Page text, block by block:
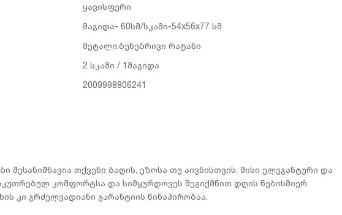
ყავისფერი
მაგიდა- 60სმ/სკამი-54x56x77 სმ
მეტალი,ბენებრივი რატანი
2 სკამი / 1მაგიდა
2009998806241
შესანიშნავია თქვენი ბაღის, ეზოსა თუ აივნისთვის. მისი ელეგანტური და
კომფორტსა და სიმყურდოვეს შეგიქმნით დღის ნებისმიერ
კი გრძელვადიანი გარანტიის წინაპირობაა.